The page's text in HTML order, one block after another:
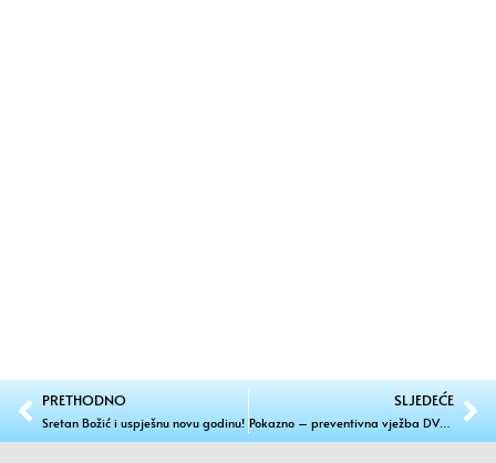
PRETHODNO
Sretan Božić i uspješnu novu godinu!
SLJEDEĆE
Pokazno – preventivna vježba DVD-a Mali Mihaljevec